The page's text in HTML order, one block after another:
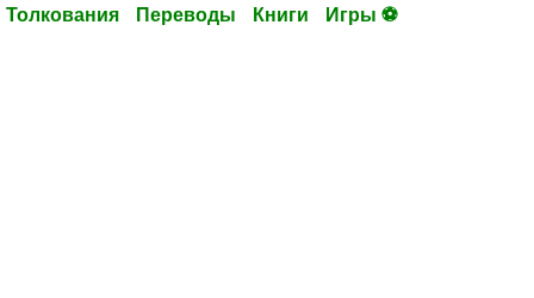
Толкования Переводы Книги Игры ⚽